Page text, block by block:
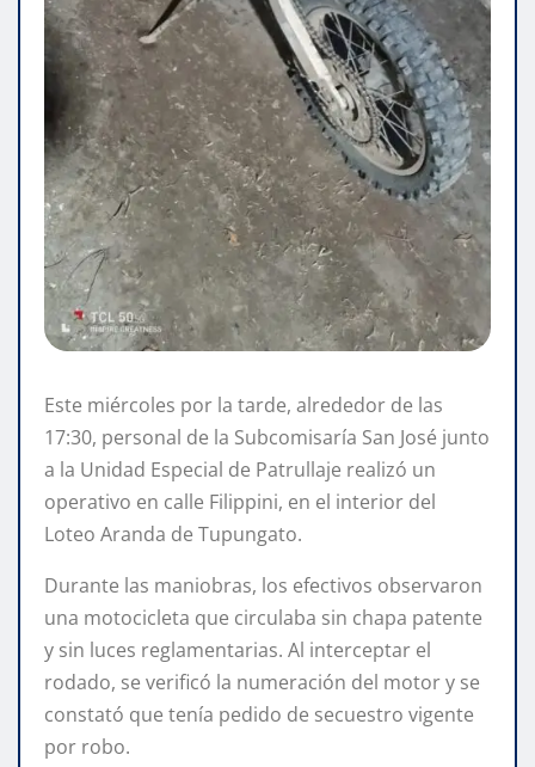
Este miércoles por la tarde, alrededor de las
17:30, personal de la Subcomisaría San José junto
a la Unidad Especial de Patrullaje realizó un
operativo en calle Filippini, en el interior del
Loteo Aranda de Tupungato.
Durante las maniobras, los efectivos observaron
una motocicleta que circulaba sin chapa patente
y sin luces reglamentarias. Al interceptar el
rodado, se verificó la numeración del motor y se
constató que tenía pedido de secuestro vigente
por robo.